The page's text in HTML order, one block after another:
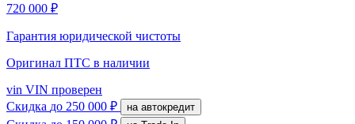
720 000 ₽
Гарантия юридической чистоты
Оригинал ПТС в наличии
vin VIN проверен
Скидка до 250 000 ₽ на автокредит